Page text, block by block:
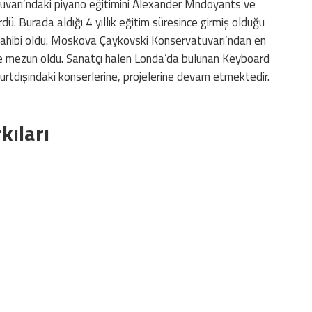
piyano eğitimini Alexander Mndoyants ve
Burada aldığı 4 yıllık eğitim süresince girmiş olduğu
oldu. Moskova Çaykovski Konservatuvarı’ndan en
mezun oldu. Sanatçı halen Londa’da bulunan Keyboard
konserlerine, projelerine devam etmektedir.